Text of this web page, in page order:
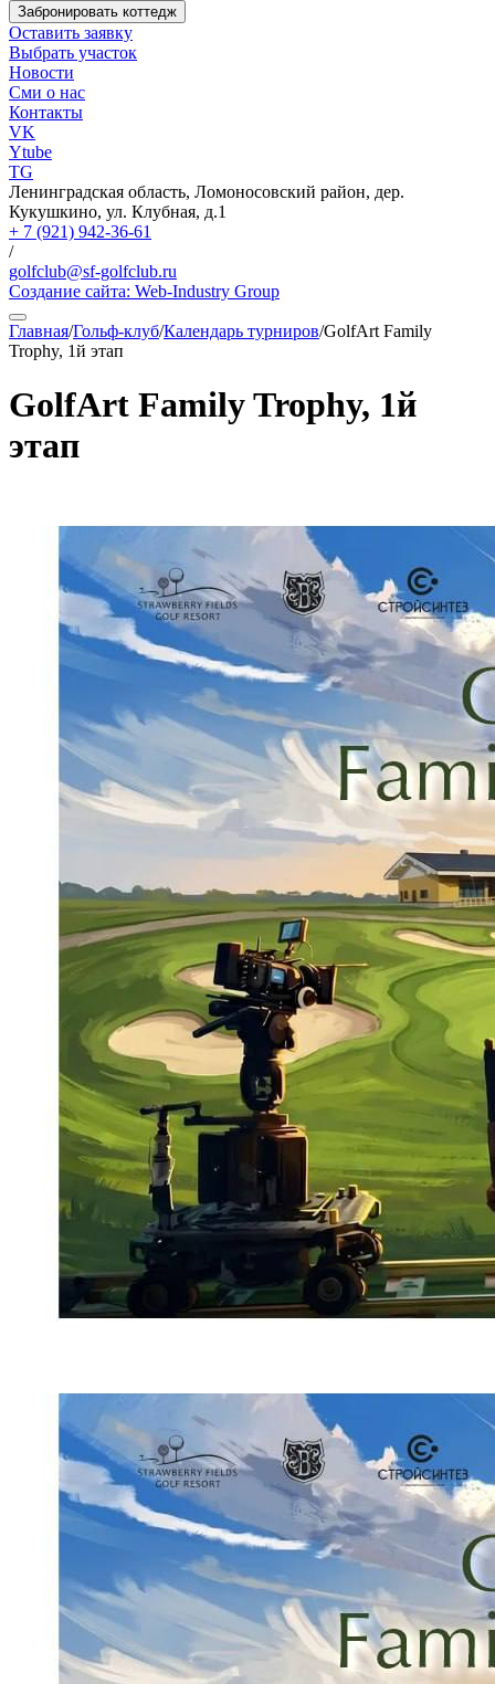
Забронировать коттедж
Оставить заявку
Выбрать участок
Новости
Сми о нас
Контакты
VK
Ytube
TG
Ленинградская область, Ломоносовский район, дер.
Кукушкино, ул. Клубная, д.1
+ 7 (921) 942-36-61
/
golfclub@sf-golfclub.ru
Создание сайта: Web-Industry Group
Главная/Гольф-клуб/Календарь турниров/GolfArt Family
Trophy, 1й этап
GolfArt Family Trophy, 1й
этап